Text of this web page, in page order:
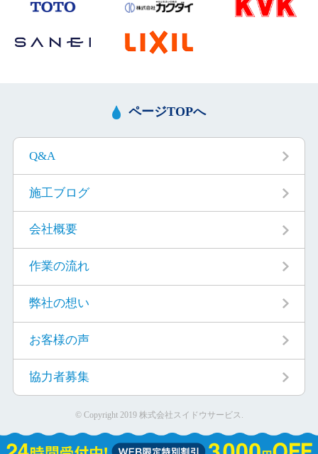
ページTOPへ
Q&A
施工ブログ
会社概要
作業の流れ
弊社の想い
お客様の声
協力者募集
© Copyright 2019 株式会社スイドウサービス.